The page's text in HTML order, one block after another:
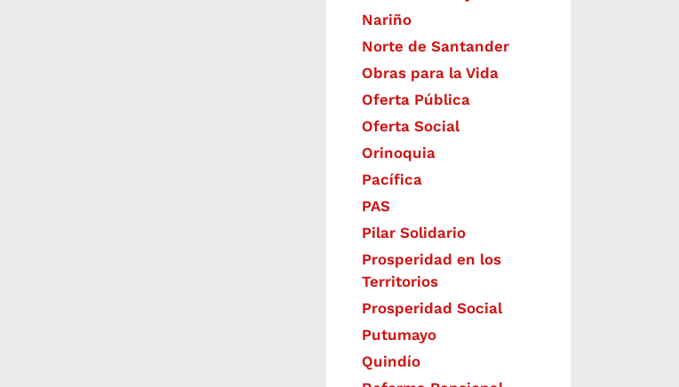
Nariño
Norte de Santander
Obras para la Vida
Oferta Pública
Oferta Social​​
Orinoquia
Pacífica
PAS
Pilar Solidario
Prosperidad en los
Territorios
Prosperidad Social
Putumayo
Quindío